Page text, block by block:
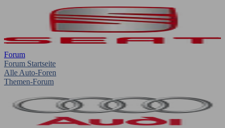
Forum
Forum Startseite
Alle Auto-Foren
Themen-Forum